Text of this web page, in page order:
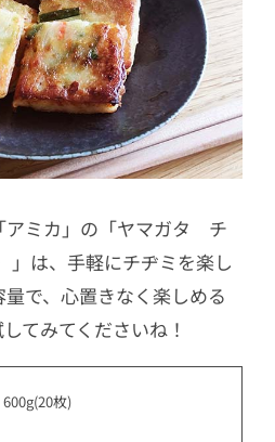
アミカ」の「ヤマガタ チ
は、手軽にチヂミを楽し
で、心置きなく楽しめる
てみてくださいね！
枚)